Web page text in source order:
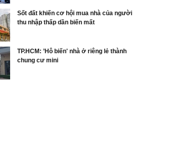
Sốt đất khiến cơ hội mua nhà của người
thu nhập thấp dần biến mất
TP.HCM: ’Hô biến' nhà ở riêng lẻ thành
chung cư mini